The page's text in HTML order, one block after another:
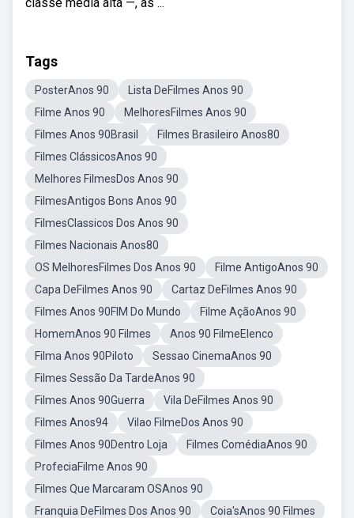
Tags
PosterAnos 90
Lista DeFilmes Anos 90
Filme Anos 90
MelhoresFilmes Anos 90
Filmes Anos 90Brasil
Filmes Brasileiro Anos80
Filmes ClássicosAnos 90
Melhores FilmesDos Anos 90
FilmesAntigos Bons Anos 90
FilmesClassicos Dos Anos 90
Filmes Nacionais Anos80
OS MelhoresFilmes Dos Anos 90
Filme AntigoAnos 90
Capa DeFilmes Anos 90
Cartaz DeFilmes Anos 90
Filmes Anos 90FIM Do Mundo
Filme AçãoAnos 90
HomemAnos 90 Filmes
Anos 90 FilmeElenco
Filma Anos 90Piloto
Sessao CinemaAnos 90
Filmes Sessão Da TardeAnos 90
Filmes Anos 90Guerra
Vila DeFilmes Anos 90
Filmes Anos94
Vilao FilmeDos Anos 90
Filmes Anos 90Dentro Loja
Filmes ComédiaAnos 90
ProfeciaFilme Anos 90
Filmes Que Marcaram OSAnos 90
Franquia DeFilmes Dos Anos 90
Coia'sAnos 90 Filmes